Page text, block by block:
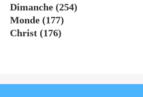
Dimanche (254)
Monde (177)
Christ (176)